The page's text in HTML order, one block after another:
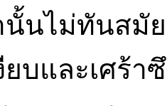
นั้นไม่ทันสมั
ยบและเศร้า